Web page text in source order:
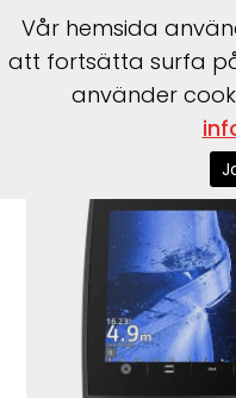
Garmin
Vår hemsida
att fortsätta surfa
använder